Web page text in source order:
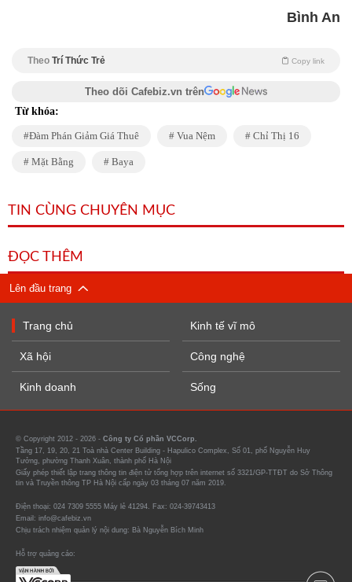
Bình An
Theo Trí Thức Trẻ Copy link
Theo dõi Cafebiz.vn trên
Từ khóa:
Đàm Phán Giảm Giá Thuê Vua Nệm Chỉ Thị 16
Mặt Bằng Baya
TIN CÙNG CHUYÊN MỤC
ĐỌC THÊM
Lên đầu trang
Trang chủ
Xã hội
Kinh doanh
Kinh tế vĩ mô
Công nghệ
Sống
© Copyright 2012 - 2026 - Công ty Cổ phần VCCorp.
Tầng 17, 19, 20, 21 Toà nhà Center Building - Hapulico Complex, Số 01, phố Nguyễn Huy
Tưởng, phường Thanh Xuân, thành phố Hà Nội
Giấy phép thiết lập trang thông tin điện tử tổng hợp trên internet số 3321/GP-TTĐT do Sở Thông
tin và Truyền thông TP Hà Nội cấp ngày 03 tháng 07 năm 2019.
Điện thoại: 024 7309 5555 Máy lẻ 41294. Fax: 024-39743413
Email: info@cafebiz.vn
Chịu trách nhiệm quản lý nội dung: Bà Nguyễn Bích Minh
Hỗ trợ quảng cáo: